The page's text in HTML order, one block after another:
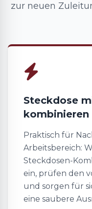
zur neuen
Steckdose
kombinieren
Praktisch für
Arbeitsbereich:
Steckdosen-
ein, prüfen den
und sorgen für
eine saubere